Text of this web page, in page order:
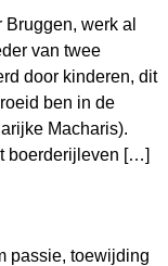
werk al
van twee
door kinderen, dit
ben in de
Macharis).
boerderijleven […]
passie, toewijding